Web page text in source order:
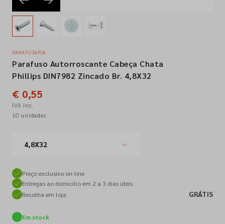
Contactos
Siga-nos nas redes sociais
PARAFUSARIA
Parafuso Autorroscante Cabeça Chata
Phillips DIN7982 Zincado Br. 4,8X32
€ 0,55
IVA inc.
10 unidades
4,8X32
Preço exclusivo on-line
Entregas ao domicílio em 2 a 3 dias úteis
Recolha em loja
GRÁTIS
Em stock